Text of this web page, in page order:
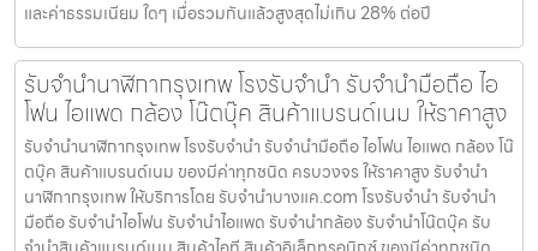
สินค้า และ ประเมินราคาสินค้าในเบื้องต้น กำหนดสถานที่นัดพบ กำหนด
สถานที่นัดพบ โดยผู้จำนำต้องเตรียมเอกสาร สำเนาบัตรประชาชน เซ็นต์
รับรองสำเนา เพื่อยืนยันการเป็นเจ้าของสินค้า ตรวจสอบสภาพ ตีราคา และ
รับเงินสดทันที ระยะเวลาผ่อนชำระตั้งแต่ 60 วันขึ้นไป และสูงสุด 60 เดือน
อัตราดอกเบี้ยต่อปีไม่เกิน 15% ตามที่กฏหมายกำหนด เงิน 1,000 บาท จะ
มีค่าบริการ 5 บาท/วัน ท่านโอนเงินค่าบริการทุก 20 วัน (นับจากวันที่จำนำ
สินค้า) อัตราดอกเบี้ยร้อยละ 15 ต่อปี โดยอัตราดอกเบี้ยค่าปรับ ค่าบริการ
และค่าธรรมเนียม ใดๆ เมื่อรวมกันแล้วสูงสุดไม่เกิน 28% ต่อปี